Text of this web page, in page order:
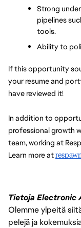
Strong
pipelines
tools.
Ability to
If this opportunity
your resume and
have reviewed it!
In addition to
professional growth
team, working at
Learn more at
Tietoja Electronic
Olemme ylpeitä
pelejä ja